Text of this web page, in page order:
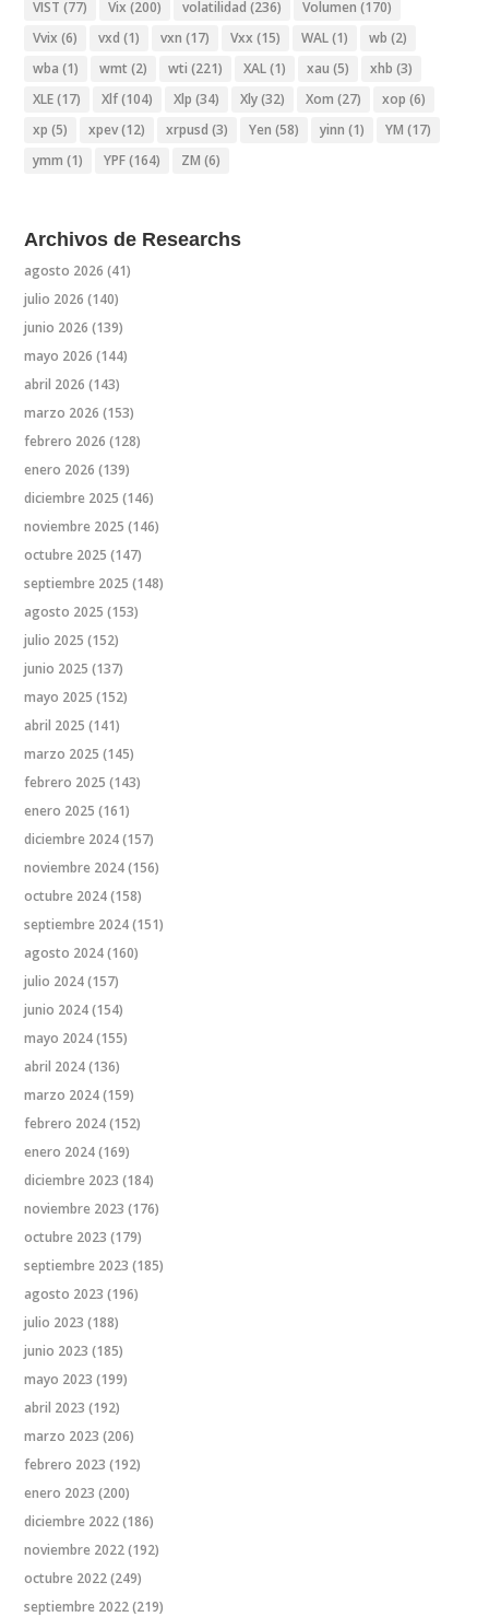
VIST (77) Vix (200) volatilidad (236) Volumen (170)
Vvix (6) vxd (1) vxn (17) Vxx (15) WAL(1) wb (2)
wba (1) wmt (2) wti (221) XAL(1) xau (5) xhb (3)
XLE(17) Xlf(104) Xlp (34) Xly(32) Xom (27) xop (6)
xp (5) xpev(12) xrpusd (3) Yen (58) yinn (1) YM (17)
ymm (1) YPF(164) ZM (6)
Archivos de Researchs
agosto 2026 (41)
julio 2026 (140)
junio 2026 (139)
mayo 2026 (144)
abril 2026 (143)
marzo 2026 (153)
febrero 2026 (128)
enero 2026 (139)
diciembre 2025 (146)
noviembre 2025 (146)
octubre 2025 (147)
septiembre 2025 (148)
agosto 2025 (153)
julio 2025 (152)
junio 2025 (137)
mayo 2025 (152)
abril 2025 (141)
marzo 2025 (145)
febrero 2025 (143)
enero 2025 (161)
diciembre 2024(157)
noviembre 2024(156)
octubre 2024(158)
septiembre 2024(151)
agosto 2024(160)
julio 2024(157)
junio 2024(154)
mayo 2024(155)
abril 2024(136)
marzo 2024(159)
febrero 2024(152)
enero 2024(169)
diciembre 2023 (184)
noviembre 2023 (176)
octubre 2023 (179)
septiembre 2023 (185)
agosto 2023 (196)
julio 2023 (188)
junio 2023 (185)
mayo 2023 (199)
abril 2023 (192)
marzo 2023 (206)
febrero 2023 (192)
enero 2023 (200)
diciembre 2022(186)
noviembre 2022(192)
octubre 2022(249)
septiembre 2022(219)